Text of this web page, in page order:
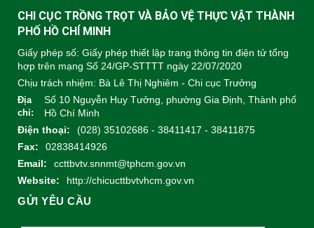
CHI CỤC TRỒNG TRỌT VÀ BẢO VỆ THỰC VẬT THÀNH
PHỐ HỒ CHÍ MINH
Giấy phép số: Giấy phép thiết lập trang thông tin điện tử tổng
hợp trên mạng Số 24/GP-STTTT ngày 22/07/2020
Chịu trách nhiệm: Bà Lê Thị Nghiêm - Chi cục Trưởng
Địa
chỉ:
Số 10 Nguyễn Huy Tưởng, phường Gia Định, Thành phố
Hồ Chí Minh
Điện thoại:
(028) 35102686 - 38411417 - 38411875
Fax:
02838414926
Email:
ccttbvtv.snnmt@tphcm.gov.vn
Website:
http://chicucttbvtvhcm.gov.vn
GỬI YÊU CẦU